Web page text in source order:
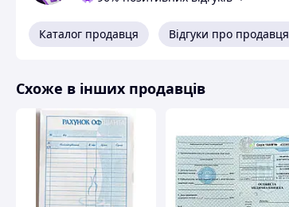
Каталог продавця Відгуки про продавця
Схоже в інших продавців